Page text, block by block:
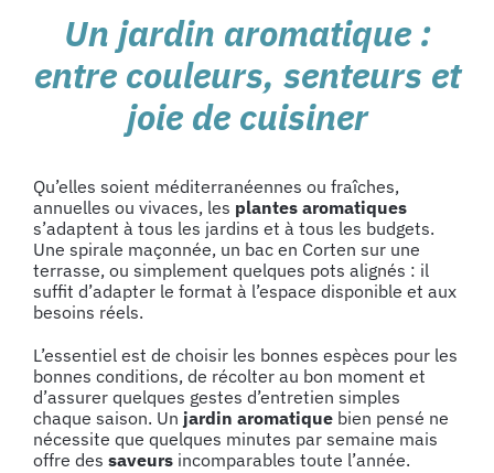
Un jardin aromatique :
entre couleurs, senteurs et
joie de cuisiner
Qu’elles soient méditerranéennes ou fraîches,
annuelles ou vivaces, les plantes aromatiques
s’adaptent à tous les jardins et à tous les budgets.
Une spirale maçonnée, un bac en Corten sur une
terrasse, ou simplement quelques pots alignés : il
suffit d’adapter le format à l’espace disponible et aux
besoins réels.
L’essentiel est de choisir les bonnes espèces pour les
bonnes conditions, de récolter au bon moment et
d’assurer quelques gestes d’entretien simples
chaque saison. Un jardin aromatique bien pensé ne
nécessite que quelques minutes par semaine mais
offre des saveurs incomparables toute l’année.